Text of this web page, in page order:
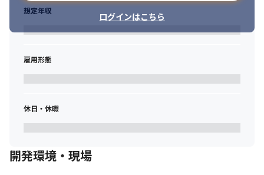
ログインはこちら
想定年収
雇用形態
休日・休暇
開発環境・現場